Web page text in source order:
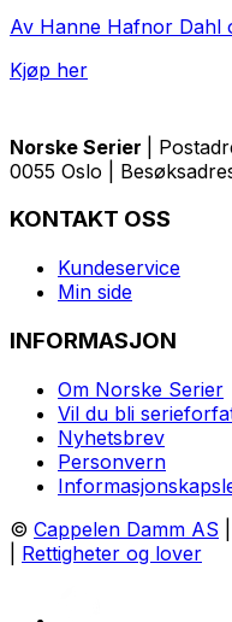
Av Hanne Hafnor Dahl
Kjøp her
Norske Serier
|
0055 Oslo |
KONTAKT OSS
Kundeservice
Min side
INFORMASJON
Om Norske Serier
Vil du bli
Nyhetsbrev
Personvern
© Cappelen Damm AS
Rettigheter og lover